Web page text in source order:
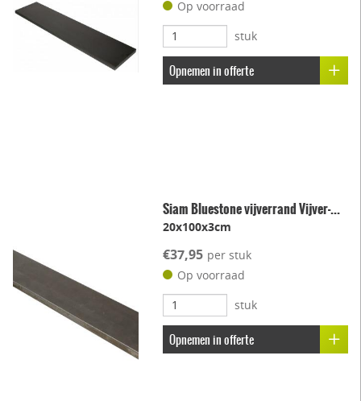
Op voorraad
stuk
Opnemen in offerte
Siam Bluestone vijverrand Vijver-...
20x100x3cm
€37,95 per stuk
Op voorraad
stuk
Opnemen in offerte